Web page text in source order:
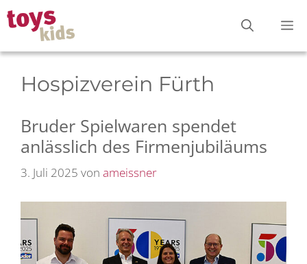
Zum
Inhalt
springen
Hospizverein Fürth
Bruder Spielwaren spendet
anlässlich des Firmenjubiläums
3. Juli 2025 von ameissner